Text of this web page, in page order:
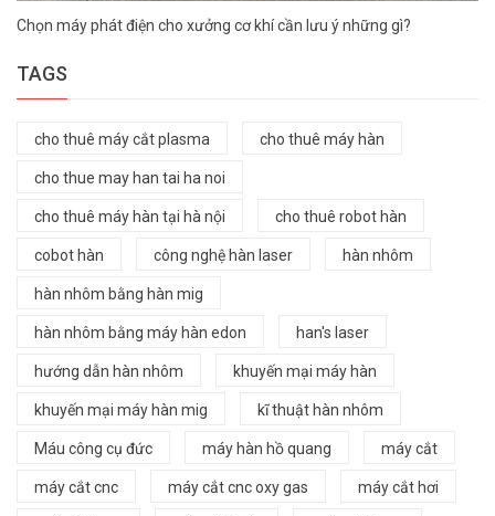
Chọn máy phát điện cho xưởng cơ khí cần lưu ý những gì?
TAGS
cho thuê máy cắt plasma cho thuê máy hàn
cho thue may han tai ha noi
cho thuê máy hàn tại hà nội cho thuê robot hàn
cobot hàn công nghệ hàn laser hàn nhôm
hàn nhôm bằng hàn mig
hàn nhôm bằng máy hàn edon han's laser
hướng dẫn hàn nhôm khuyến mại máy hàn
khuyến mại máy hàn mig kĩ thuật hàn nhôm
Máu công cụ đức máy hàn hồ quang máy cắt
máy cắt cnc máy cắt cnc oxy gas máy cắt hơi